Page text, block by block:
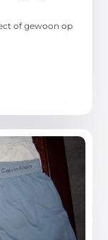
of gewoon op